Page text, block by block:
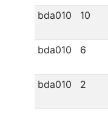
bda010 10
bda010 6
bda010 2